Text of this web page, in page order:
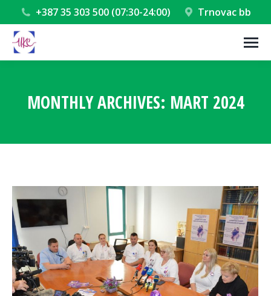
+387 35 303 500 (07:30-24:00) Trnovac bb
MONTHLY ARCHIVES: MART 2024